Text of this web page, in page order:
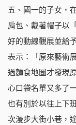
五、國一的子女，
肩包、戴著帽子以
好的動線觀展並給
表示：「原來藝術
過麵食地圖才發現
心口袋名單又多了
也有別於以往上下
次漫步大街小巷，